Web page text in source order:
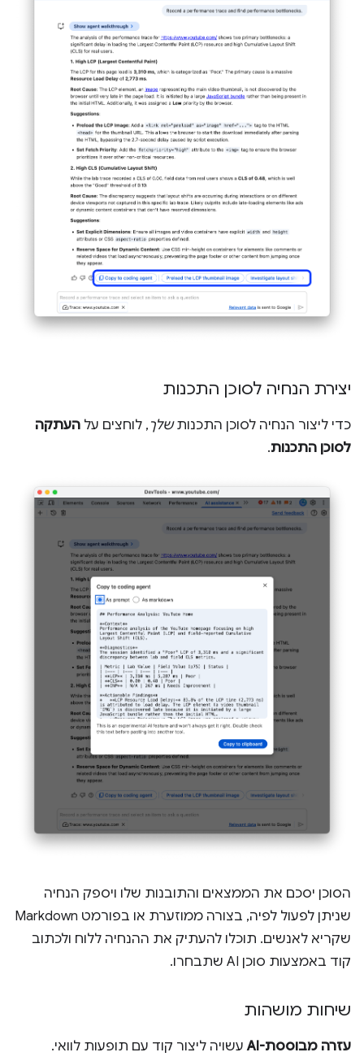
יצירת הנחיה לסוכן התכנות
כדי ליצור הנחיה לסוכן התכנותשלך , לוחצים על העתקה
לסוכן התכנות.
הסוכן יסכם את הממצאים והתובנות שלו ויספק הנחיה
שניתן לפעול לפיה, בצורה ממוזערת או בפורמט Markdown
שקריא לאנשים. תוכלו להעתיק את ההנחיה ללוח ולכתוב
קוד באמצעות סוכן AI שתבחרו.
שיחות מושהות
עזרה מבוססת-AI עשויה ליצור קוד עם תופעות לוואי.